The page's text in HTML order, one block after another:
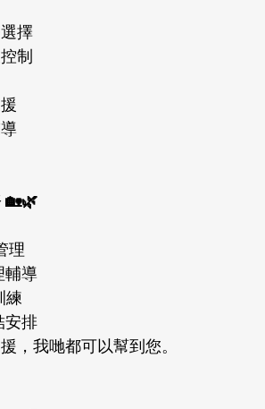
擇
制
🏡🌿
理
輔導
練
安排
，我哋都可以幫到您。